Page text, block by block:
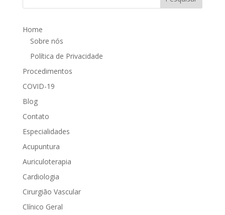
Home
Sobre nós
Política de Privacidade
Procedimentos
COVID-19
Blog
Contato
Especialidades
Acupuntura
Auriculoterapia
Cardiologia
Cirurgião Vascular
Clínico Geral